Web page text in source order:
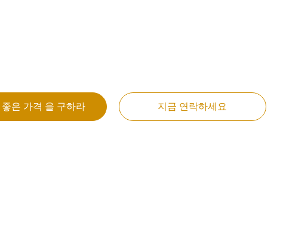
좋은 가격 을 구하라 지금 연락하세요